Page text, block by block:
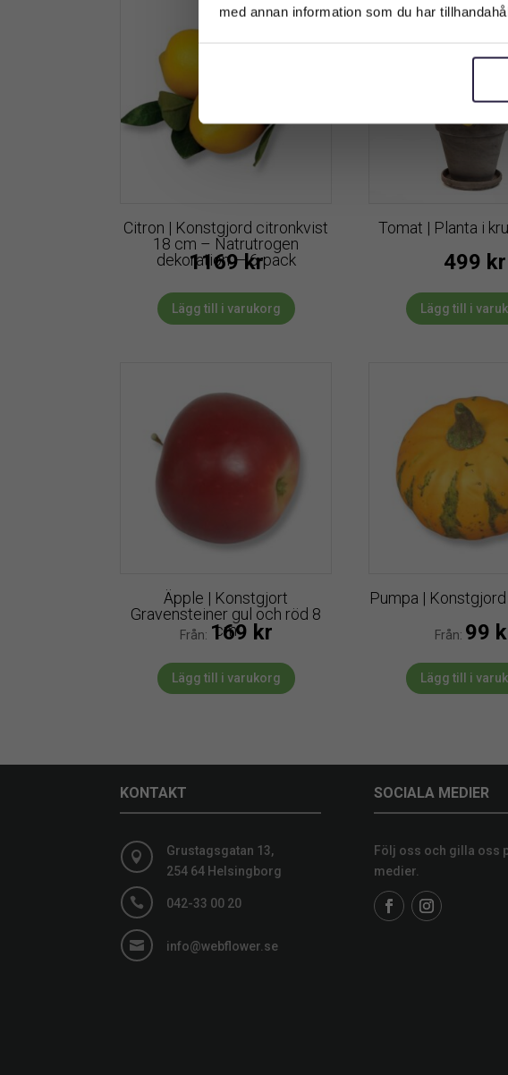
med annan information som du har
Citron | Konstgjord citronkvist
18 cm – Natrutrogen
dekoration — 6-pack
1169kr
Lägg till i varukorg
Tomat | Planta i
499 kr
Lägg till i
Äpple | Konstgjort
Gravensteiner gul och röd 8
cm
Från: 169 kr
Lägg till i varukorg
Pumpa |
Från: 99
Lägg till i
KONTAKT

Grustagsgatan 13,
254 64 Helsingborg
 042-33 00 20
 info@webflower.se
SOCIALA MEDIER
Följ oss och gilla oss
medier.